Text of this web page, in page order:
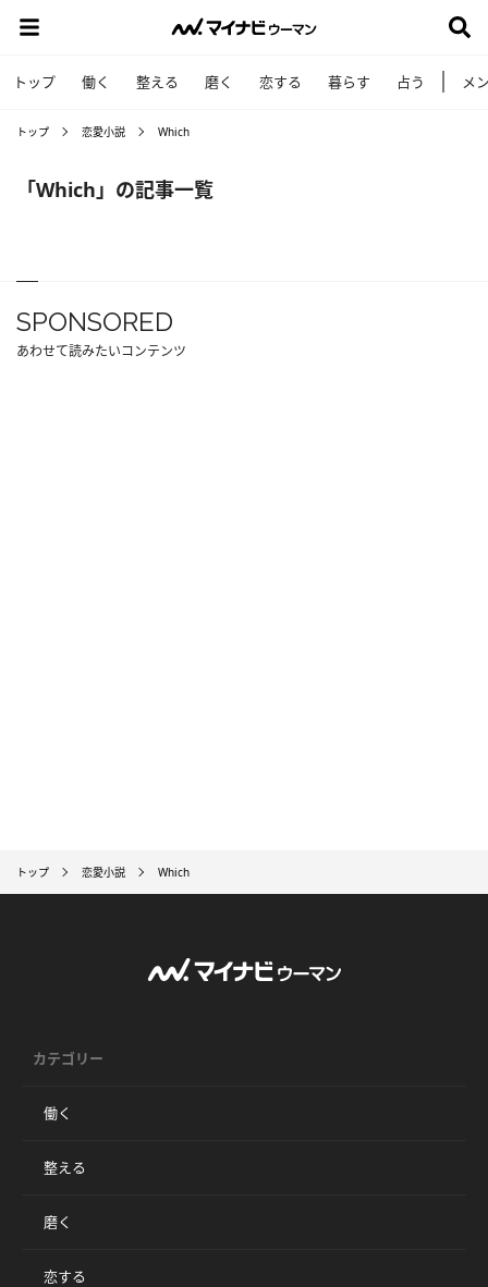
トップ 働く 整える 磨く 恋する 暮らす 占う メ
トップ 恋愛小説 Which
「Which」の記事一覧
SPONSORED
あわせて読みたいコンテンツ
トップ 恋愛小説 Which
カテゴリー
働く
整える
磨く
恋する